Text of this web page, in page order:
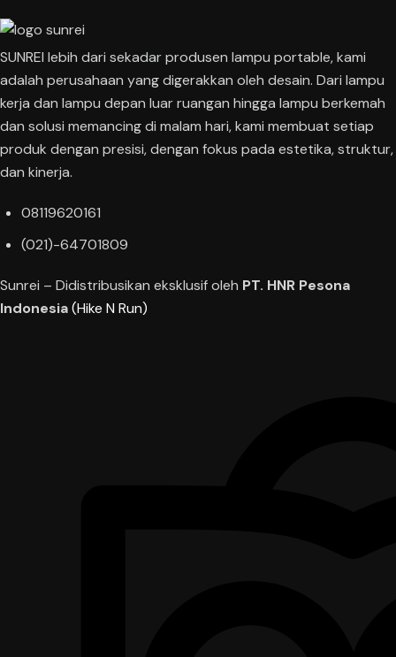
has
multiple
variants.
The
options
may
be
on
the
page
SUNREI lebih dari sekadar produsen lampu portable, kami
adalah perusahaan yang digerakkan oleh desain. Dari lampu
kerja dan lampu depan luar ruangan hingga lampu berkemah
dan solusi memancing di malam hari, kami membuat setiap
produk dengan presisi, dengan fokus pada estetika, struktur,
dan kinerja.
08119620161
(021)-64701809
Sunrei – Didistribusikan eksklusif oleh PT. HNR Pesona
Indonesia(Hike N Run)